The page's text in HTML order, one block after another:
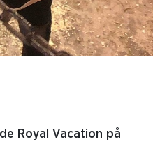
Royal Vacation på